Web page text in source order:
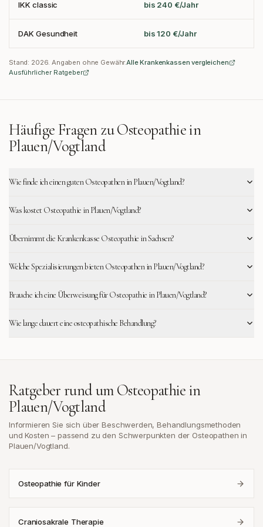
IKK classic bis 240 €/Jahr
DAK Gesundheit bis 120 €/Jahr
Stand: 2026. Angaben ohne Gewähr.Alle Krankenkassen vergleichen
Ausführlicher Ratgeber
Häufige Fragen zu Osteopathie in
Plauen/Vogtland
Wie finde ich einen guten Osteopathen in Plauen/Vogtland?
Was kostet Osteopathie in Plauen/Vogtland?
Übernimmt die Krankenkasse Osteopathie in Sachsen?
Welche Spezialisierungen bieten Osteopathen in Plauen/Vogtland?
Brauche ich eine Überweisung für Osteopathie in Plauen/Vogtland?
Wie lange dauert eine osteopathische Behandlung?
Ratgeber rund um Osteopathie in
Plauen/Vogtland
Informieren Sie sich über Beschwerden, Behandlungsmethoden
und Kosten – passend zu den Schwerpunkten der Osteopathen in
Plauen/Vogtland.
Osteopathie für Kinder
Craniosakrale Therapie